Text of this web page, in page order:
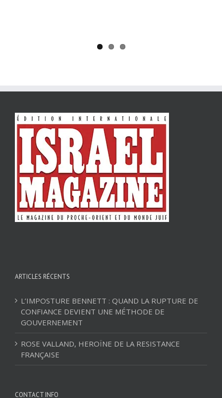
ARTICLES RÉCENTS
L’IMPOSTURE BENNETT : QUAND LA RUPTURE DE
CONFIANCE DEVIENT UNE MÉTHODE DE
GOUVERNEMENT
ROSE VALLAND, HEROÏNE DE LA RESISTANCE
FRANÇAISE
CONTACT INFO